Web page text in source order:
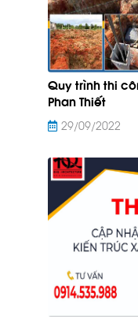
Quy trình thi
Phan Thiết
29/09/2022